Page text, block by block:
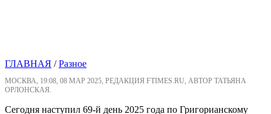
ГЛАВНАЯ /Разное
МОСКВА, 19:08, 08 МАР 2025, РЕДАКЦИЯ FTIMES.RU, АВТОР ТАТЬЯНА
ОРЛОНСКАЯ.
Сегодня наступил 69-й день 2025 года по Григорианскому